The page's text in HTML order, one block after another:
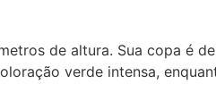
de altura. Sua copa é
verde intensa,